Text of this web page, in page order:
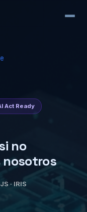
Act Ready
no
nosotros
· IRIS